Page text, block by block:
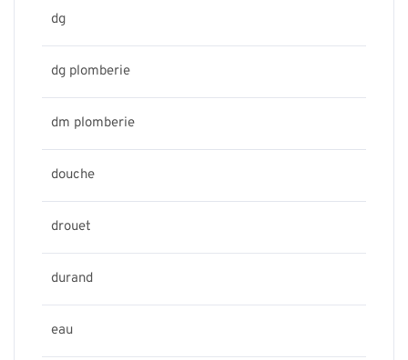
dg
dg plomberie
dm plomberie
douche
drouet
durand
eau